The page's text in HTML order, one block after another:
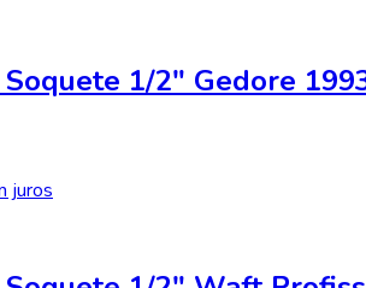
Soquete 1/2" Gedore
juros